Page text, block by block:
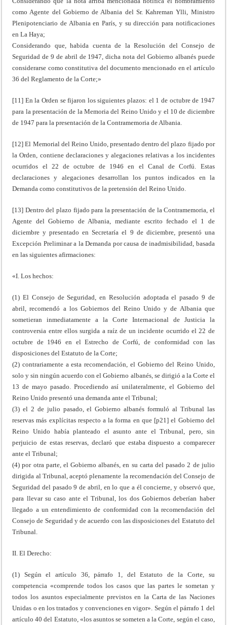
como Agente del Gobierno de Albania del Sr. Kahreman Ylli, Ministro
Plenipotenciario de Albania en París, y su dirección para notificaciones
en La Haya;
Considerando que, habida cuenta de la Resolución del Consejo de
Seguridad de 9 de abril de 1947, dicha nota del Gobierno albanés puede
considerarse como constitutiva del documento mencionado en el artículo
36 del Reglamento de la Corte;»
[11] En la Orden se fijaron los siguientes plazos: el 1 de octubre de 1947
para la presentación de la Memoria del Reino Unido y el 10 de diciembre
de 1947 para la presentación de la Contramemoria de Albania.
[12] El Memorial del Reino Unido, presentado dentro del plazo fijado por
la Orden, contiene declaraciones y alegaciones relativas a los incidentes
ocurridos el 22 de octubre de 1946 en el Canal de Corfú. Estas
declaraciones y alegaciones desarrollan los puntos indicados en la
Demanda como constitutivos de la pretensión del Reino Unido.
[13] Dentro del plazo fijado para la presentación de la Contramemoria, el
Agente del Gobierno de Albania, mediante escrito fechado el 1 de
diciembre y presentado en Secretaría el 9 de diciembre, presentó una
Excepción Preliminar a la Demanda por causa de inadmisibilidad, basada
en las siguientes afirmaciones:
«I. Los hechos:
(1) El Consejo de Seguridad, en Resolución adoptada el pasado 9 de
abril, recomendó a los Gobiernos del Reino Unido y de Albania que
sometieran inmediatamente a la Corte Internacional de Justicia la
controversia entre ellos surgida a raíz de un incidente ocurrido el 22 de
octubre de 1946 en el Estrecho de Corfú, de conformidad con las
disposiciones del Estatuto de la Corte;
(2) contrariamente a esta recomendación, el Gobierno del Reino Unido,
solo y sin ningún acuerdo con el Gobierno albanés, se dirigió a la Corte el
13 de mayo pasado. Procediendo así unilateralmente, el Gobierno del
Reino Unido presentó una demanda ante el Tribunal;
(3) el 2 de julio pasado, el Gobierno albanés formuló al Tribunal las
reservas más explícitas respecto a la forma en que [p21] el Gobierno del
Reino Unido había planteado el asunto ante el Tribunal, pero, sin
perjuicio de estas reservas, declaró que estaba dispuesto a comparecer
ante el Tribunal;
(4) por otra parte, el Gobierno albanés, en su carta del pasado 2 de julio
dirigida al Tribunal, aceptó plenamente la recomendación del Consejo de
Seguridad del pasado 9 de abril, en lo que a él concierne, y observó que,
para llevar su caso ante el Tribunal, los dos Gobiernos deberían haber
llegado a un entendimiento de conformidad con la recomendación del
Consejo de Seguridad y de acuerdo con las disposiciones del Estatuto del
Tribunal.
II. El Derecho:
(1) Según el artículo 36, párrafo 1, del Estatuto de la Corte, su
competencia «comprende todos los casos que las partes le sometan y
todos los asuntos especialmente previstos en la Carta de las Naciones
Unidas o en los tratados y convenciones en vigor». Según el párrafo 1 del
artículo 40 del Estatuto, «los asuntos se someten a la Corte, según el caso,